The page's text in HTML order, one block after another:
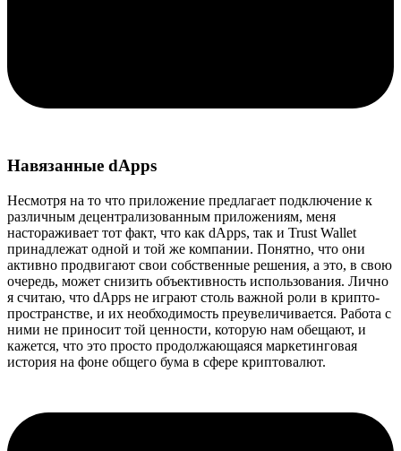
Навязанные dApps
Несмотря на то что приложение предлагает подключение к
различным децентрализованным приложениям, меня
настораживает тот факт, что как dApps, так и Trust Wallet
принадлежат одной и той же компании. Понятно, что они
активно продвигают свои собственные решения, а это, в свою
очередь, может снизить объективность использования. Лично
я считаю, что dApps не играют столь важной роли в крипто-
пространстве, и их необходимость преувеличивается. Работа с
ними не приносит той ценности, которую нам обещают, и
кажется, что это просто продолжающаяся маркетинговая
история на фоне общего бума в сфере криптовалют.